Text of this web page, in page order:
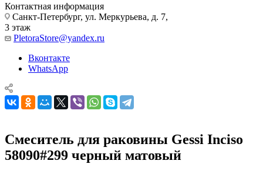
Контактная информация
Санкт-Петербург, ул. Меркурьева, д. 7,
3 этаж
PletoraStore@yandex.ru
Вконтакте
WhatsApp
Смеситель для раковины Gessi Inciso
58090#299 черный матовый